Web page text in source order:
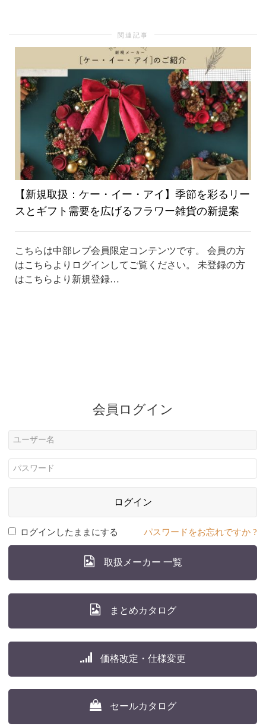
え
関連記事
【新規取扱：ケー・イー・アイ】季節を彩るリー
スとギフト需要を広げるフラワー雑貨の新提案
こちらは中部レプ会員限定コンテンツです。 会員の方
はこちらよりログインしてご覧ください。 未登録の方
はこちらより新規登録…
会員ログイン
ログイン
ログインしたままにする パスワードをお忘れですか ?
取扱メーカー 一覧
まとめカタログ
価格改定・仕様変更
セールカタログ